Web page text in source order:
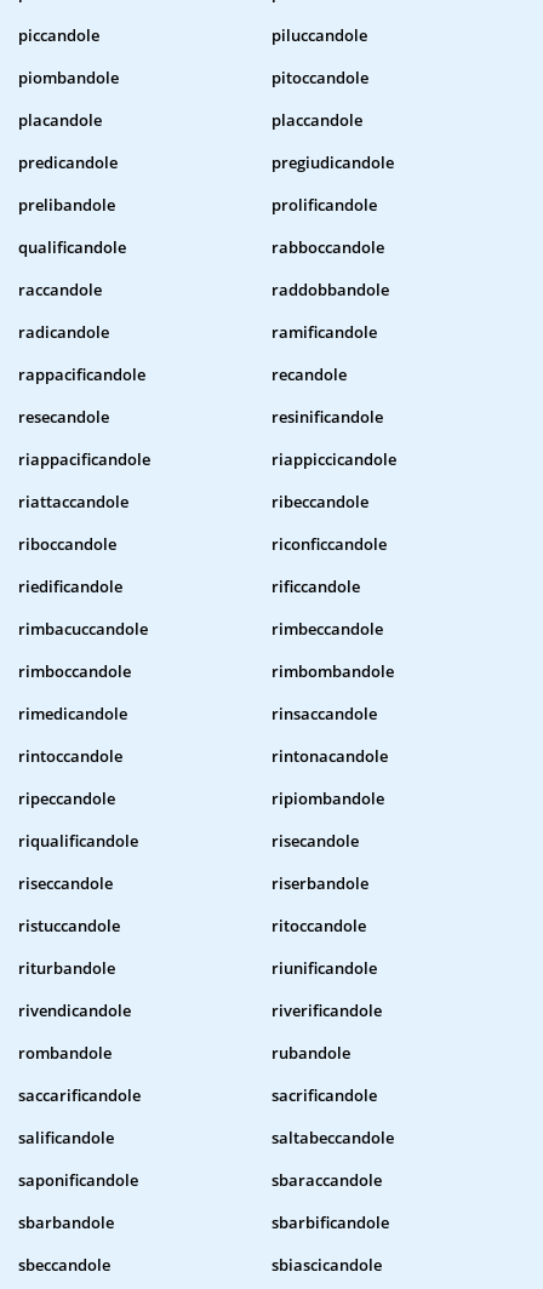
piccandole
piluccandole
piombandole
pitoccandole
placandole
placcandole
predicandole
pregiudicandole
prelibandole
prolificandole
qualificandole
rabboccandole
raccandole
raddobbandole
radicandole
ramificandole
rappacificandole
recandole
resecandole
resinificandole
riappacificandole
riappiccicandole
riattaccandole
ribeccandole
riboccandole
riconficcandole
riedificandole
rificcandole
rimbacuccandole
rimbeccandole
rimboccandole
rimbombandole
rimedicandole
rinsaccandole
rintoccandole
rintonacandole
ripeccandole
ripiombandole
riqualificandole
risecandole
riseccandole
riserbandole
ristuccandole
ritoccandole
riturbandole
riunificandole
rivendicandole
riverificandole
rombandole
rubandole
saccarificandole
sacrificandole
salificandole
saltabeccandole
saponificandole
sbaraccandole
sbarbandole
sbarbificandole
sbeccandole
sbiascicandole